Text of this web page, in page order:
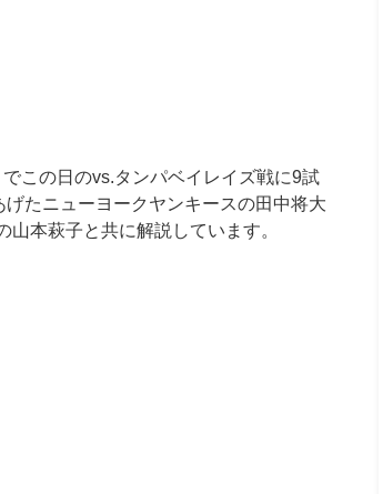
でこの日のvs. タンパベイレイズ戦に9試
げたニューヨークヤンキースの田中将大
本萩子と共に解説しています。